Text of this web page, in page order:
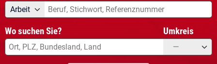
Angebotsart
Arbeit Was suchen Sie?
Wo suchen Sie? Umkreis
—